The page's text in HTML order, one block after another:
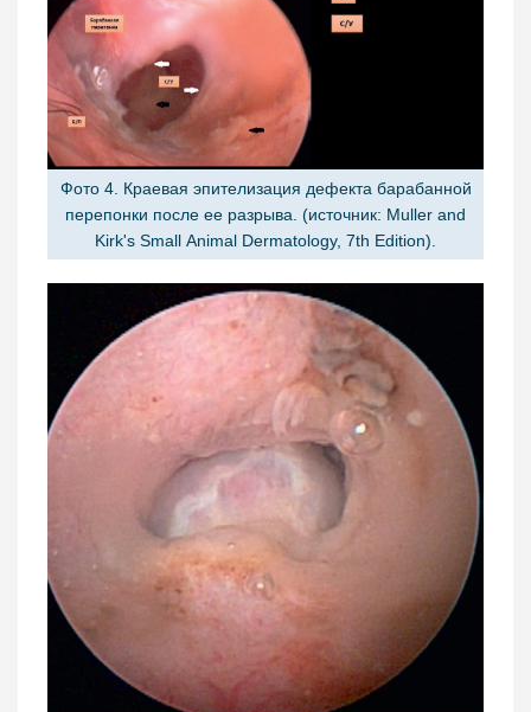
Фото 4. Краевая эпителизация дефекта барабанной
перепонки после ее разрыва. (источник: Muller and
Kirk's Small Animal Dermatology, 7th Edition).